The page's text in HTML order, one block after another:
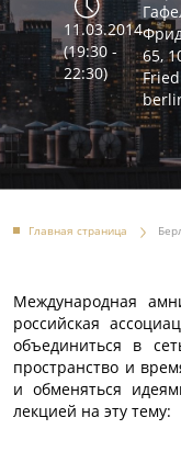
11.03.2014
(19:30 -
22:30)
65,
Главная страница
Международная
российская
объединиться в
пространство и
и обменяться
лекцией на эту тему: